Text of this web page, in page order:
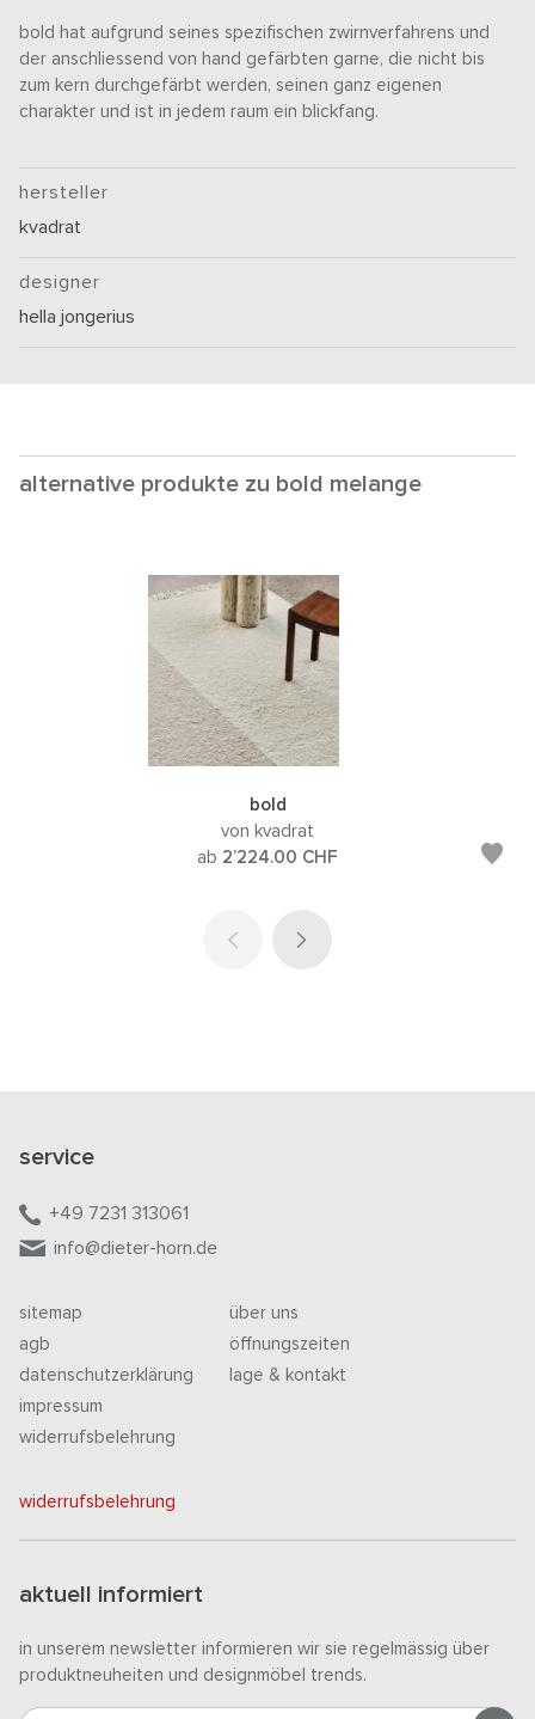
bold hat aufgrund seines spezifischen zwirnverfahrens und
der anschliessend von hand gefärbten garne, die nicht bis
zum kern durchgefärbt werden, seinen ganz eigenen
charakter und ist in jedem raum ein blickfang.
hersteller
kvadrat
designer
hella jongerius
alternative produkte zu bold melange
bold
von kvadrat
ab 2’224.00 CHF
service
+49 7231 313061
info@dieter-horn.de
sitemap
agb
datenschutzerklärung
impressum
widerrufsbelehrung
über uns
öffnungszeiten
lage & kontakt
widerrufsbelehrung
aktuell informiert
in unserem newsletter informieren wir sie regelmässig über
produktneuheiten und designmöbel trends.